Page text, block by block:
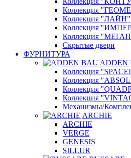
Коллекция
Коллекция "ЛАЙН"
Коллекция
Коллекция
Скрытые двери
ФУРНИТУРА
ADDEN
Коллекция
Коллекция
Коллекция
Коллекция
Механизмы/
ARCHIE
ARCHIE
VERGE
GENESIS
SILLUR